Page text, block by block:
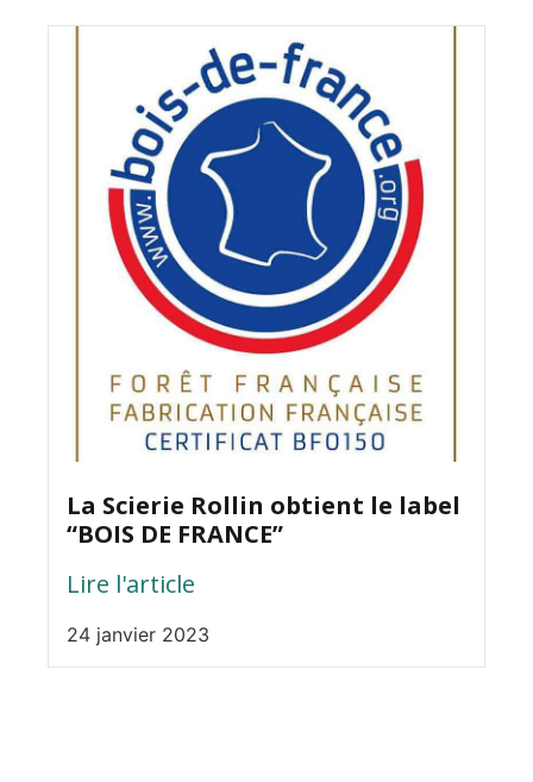
La Scierie Rollin obtient le label
“BOIS DE FRANCE”
Lire l'article
24 janvier 2023